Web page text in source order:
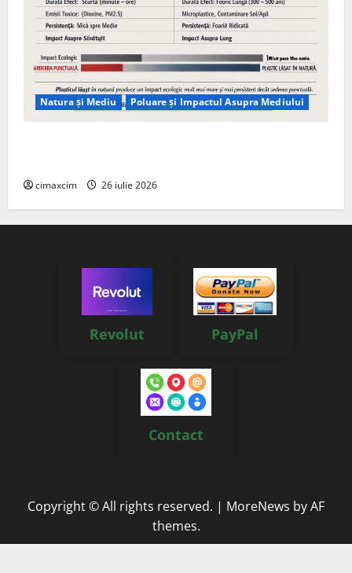
Natura și Mediu Poluare și Impactul Asupra Mediului
cimaxcim 26 iulie 2026
Revolut PayPal
Contact
Copyright © All rights reserved. | MoreNews by AF
themes.